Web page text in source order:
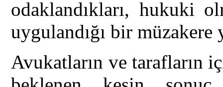
odaklandıkları, hukuki
uygulandığı bir
Avukatların ve tarafların